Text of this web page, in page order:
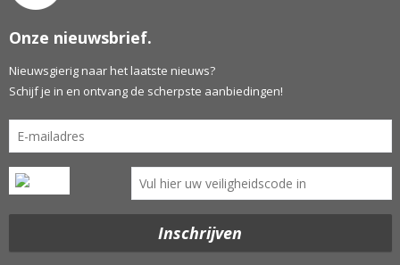
Onze nieuwsbrief.
Nieuwsgierig naar het laatste nieuws?
Schijf je in en ontvang de scherpste aanbiedingen!